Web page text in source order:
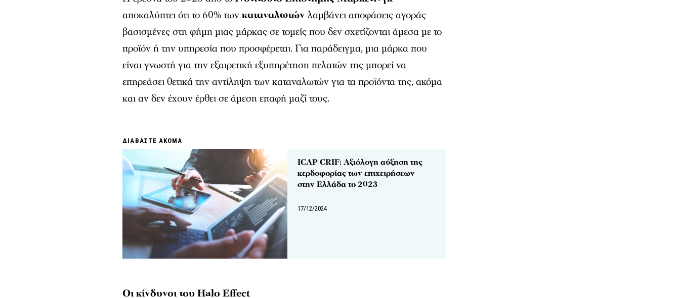
αποκαλύπτει ότι το 60% τωνκαταναλωτών λαμβάνει αποφάσεις αγοράς
βασισμένες στη φήμη μιας μάρκας σε τομείς που δεν σχετίζονται άμεσα με το
προϊόν ή την υπηρεσία που προσφέρεται. Για παράδειγμα, μια μάρκα που
είναι γνωστή για την εξαιρετική εξυπηρέτηση πελατών της μπορεί να
επηρεάσει θετικά την αντίληψη των καταναλωτών για τα προϊόντα της, ακόμα
και αν δεν έχουν έρθει σε άμεση επαφή μαζί τους.
ΔΙΑΒΑΣΤΕ ΑΚΟΜΑ
ΙCAP CRIF: Aξιόλογη αύξηση της
κερδοφορίας των επιχειρήσεων
στην Ελλάδα το 2023
17/12/2024
Οι κίνδυνοι του Halo Effect